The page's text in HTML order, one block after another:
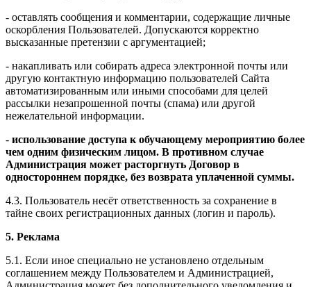
- оставлять сообщения и комментарии, содержащие личные
оскорбления Пользователей. Допускаются корректно
высказанные претензии с аргументацией;
- накапливать или собирать адреса электронной почты или
другую контактную информацию пользователей Сайта
автоматизированным или иными способами для целей
рассылки незапрошенной почты (спама) или другой
нежелательной информации.
- использование доступа к обучающему мероприятию более
чем одним физическим лицом. В противном случае
Администрация может расторгнуть Договор в
одностороннем порядке, без возврата уплаченной суммы.
4.3. Пользователь несёт ответственность за сохранение в
тайне своих регистрационных данных (логин и пароль).
5. Реклама
5.1. Если иное специально не установлено отдельным
соглашением между Пользователем и Администрацией,